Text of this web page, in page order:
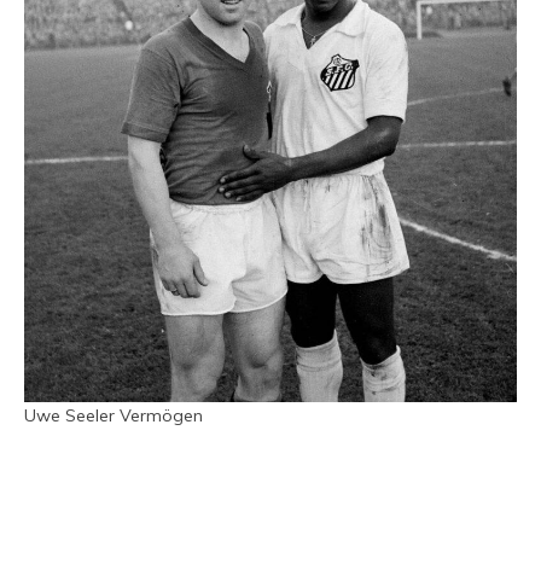
Uwe Seeler Vermögen